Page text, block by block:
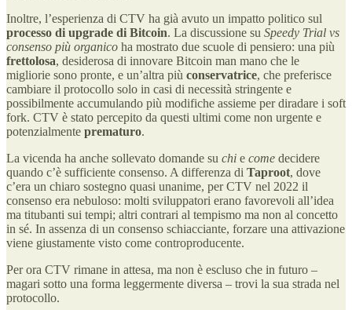
Inoltre, l’esperienza di CTV ha già avuto un impatto politico sul
processo di upgrade di Bitcoin. La discussione su Speedy Trial vs
consenso più organico ha mostrato due scuole di pensiero: una più
frettolosa, desiderosa di innovare Bitcoin man mano che le
migliorie sono pronte, e un’altra più conservatrice, che preferisce
cambiare il protocollo solo in casi di necessità stringente e
possibilmente accumulando più modifiche assieme per diradare i soft
fork​. CTV è stato percepito da questi ultimi come non urgente e
potenzialmente prematuro.
La vicenda ha anche sollevato domande su chi e come decidere
quando c’è sufficiente consenso. A differenza di Taproot, dove
c’era un chiaro sostegno quasi unanime, per CTV nel 2022 il
consenso era nebuloso: molti sviluppatori erano favorevoli all’idea
ma titubanti sui tempi; altri contrari al tempismo ma non al concetto
in sé. In assenza di un consenso schiacciante, forzare una attivazione
viene giustamente visto come controproducente​.
Per ora CTV rimane in attesa, ma non è escluso che in futuro –
magari sotto una forma leggermente diversa – trovi la sua strada nel
protocollo.